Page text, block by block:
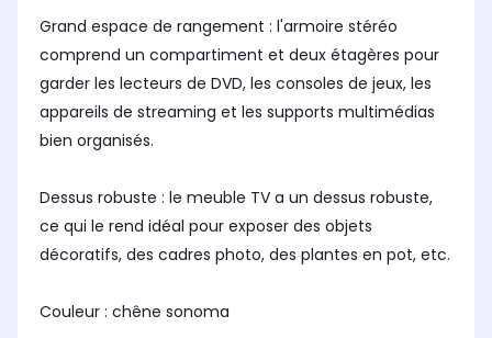
Grand espace de rangement : l'armoire stéréo
comprend un compartiment et deux étagères pour
garder les lecteurs de DVD, les consoles de jeux, les
appareils de streaming et les supports multimédias
bien organisés.
Dessus robuste : le meuble TV a un dessus robuste,
ce qui le rend idéal pour exposer des objets
décoratifs, des cadres photo, des plantes en pot, etc.
Couleur : chêne sonoma